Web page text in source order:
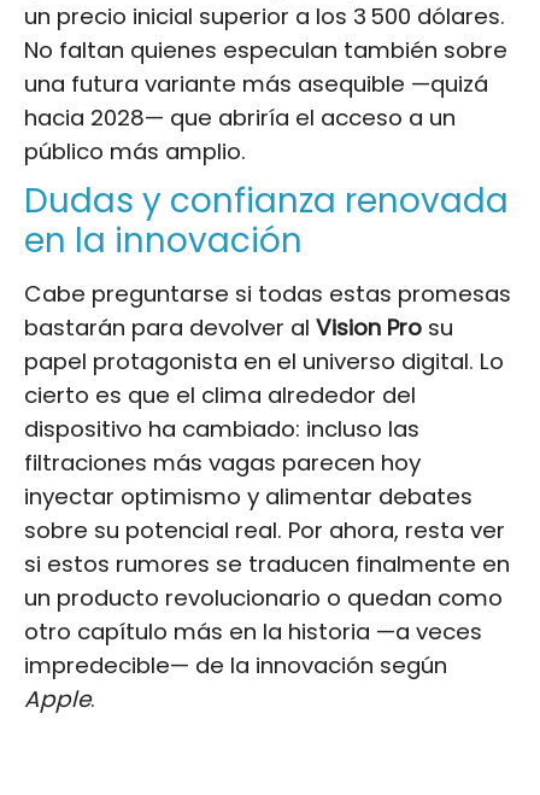
un precio inicial superior a los 3 500 dólares.
No faltan quienes especulan también sobre
una futura variante más asequible —quizá
hacia 2028— que abriría el acceso a un
público más amplio.
Dudas y confianza renovada
en la innovación
Cabe preguntarse si todas estas promesas
bastarán para devolver al Vision Pro su
papel protagonista en el universo digital. Lo
cierto es que el clima alrededor del
dispositivo ha cambiado: incluso las
filtraciones más vagas parecen hoy
inyectar optimismo y alimentar debates
sobre su potencial real. Por ahora, resta ver
si estos rumores se traducen finalmente en
un producto revolucionario o quedan como
otro capítulo más en la historia —a veces
impredecible— de la innovación según
Apple.